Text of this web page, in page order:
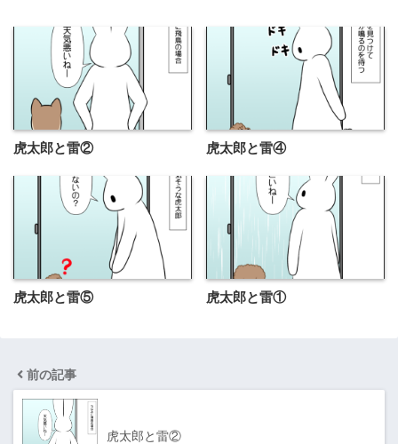
虎太郎と雷② 虎太郎と雷④
虎太郎と雷⑤ 虎太郎と雷①
前の記事
虎太郎と雷②